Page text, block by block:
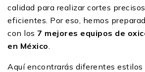
calidad para realizar cortes
eficientes. Por eso, hemos
con los 7 mejores equipos de
en México.
Aquí encontrarás diferentes estilos